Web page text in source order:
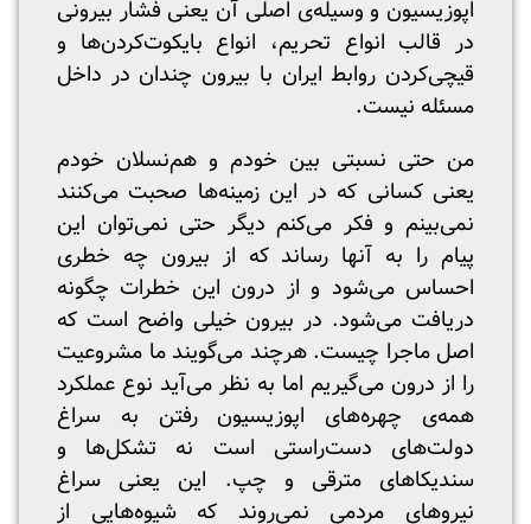
اپوزیسیون و وسیله‌ی اصلی آن یعنی فشار بیرونی
در قالب انواع تحریم، انواع بایکوت‌کردن‌ها و
قیچی‌کردن روابط ایران با بیرون چندان در داخل
مسئله نیست.
من حتی نسبتی بین خودم و هم‌نسلان خودم
یعنی کسانی که در این زمینه‌ها صحبت می‌کنند
نمی‌بینم و فکر می‌کنم دیگر حتی نمی‌توان این
پیام را به آنها رساند که از بیرون چه خطری
احساس می‌شود و از درون این خطرات چگونه
دریافت می‌شود. در بیرون خیلی واضح است که
اصل ماجرا چیست. هرچند می‌گویند ما مشروعیت
را از درون می‌گیریم اما به نظر می‌آید نوع عملکرد
همه‌ی چهره‌های اپوزیسیون رفتن به سراغ
دولت‌های دست‌راستی است نه تشکل‌ها و
سندیکاهای مترقی و چپ. این یعنی سراغ
نیروهای مردمی نمی‌روند که شیوه‌هایی از